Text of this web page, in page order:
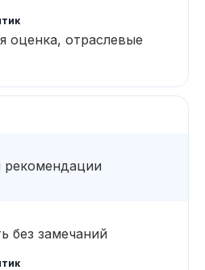
оценка, отраслевые
рекомендации
без замечаний